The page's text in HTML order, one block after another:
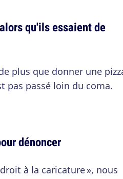
qu'ils essaient de
plus que donner une
pas passé loin du coma.
dénoncer
à la caricature », nous